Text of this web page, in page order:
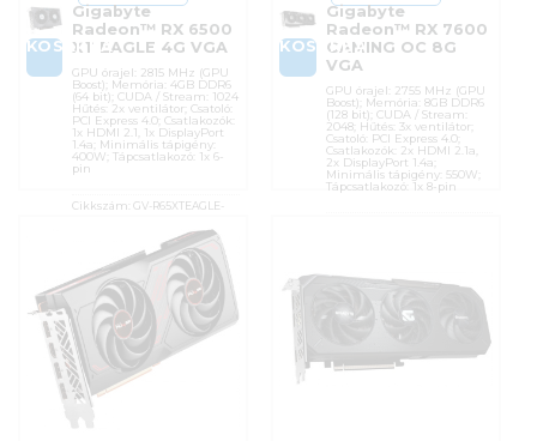
KOSÁRBA
Gigabyte
Radeon™ RX 6500
XT EAGLE 4G VGA
GPU órajel: 2815 MHz (GPU
Boost); Memória: 4GB DDR6
(64 bit); CUDA / Stream: 1024
Hűtés: 2x ventilátor; Csatoló:
PCI Express 4.0; Csatlakozók:
1x HDMI 2.1, 1x DisplayPort
1.4a; Minimális tápigény:
400W; Tápcsatlakozó: 1x 6-
pin
Cikkszám:GV-R65XTEAGLE-
AMD Radeon
Gyártó:Gigabyte
Garanciaidő:36 hónap
ÁFA:27%
Azonosító:48701
84 700 Ft
KOSÁRBA
Gigabyte
Radeon™ RX 7600
GAMING OC 8G
VGA
GPU órajel: 2755 MHz (GPU
Boost); Memória: 8GB DDR6
(128 bit); CUDA / Stream:
2048; Hűtés: 3x ventilátor;
Csatoló: PCI Express 4.0;
Csatlakozók: 2x HDMI 2.1a,
2x DisplayPort 1.4a;
Minimális tápigény: 550W;
Tápcsatlakozó: 1x 8-pin
Gigabyte
Garanciaidő: